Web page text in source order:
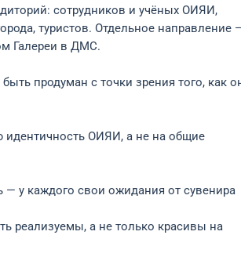
сотрудников и учёных ОИЯИ,
туристов. Отдельное направление
Галереи в ДМС.
продуман с точки зрения того, как
идентичность ОИЯИ, а не на общие
— у каждого свои ожидания от сувенира
реализуемы, а не только красивы на